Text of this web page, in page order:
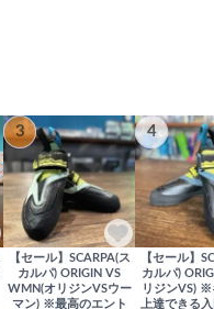
3
【セール】SCARPA(ス
カルパ) ORIGIN VS
WMN(オリジンVSウー
マン) ※最高のエント
4
【セール】
カルパ)
リジンVS) ※
上達できる